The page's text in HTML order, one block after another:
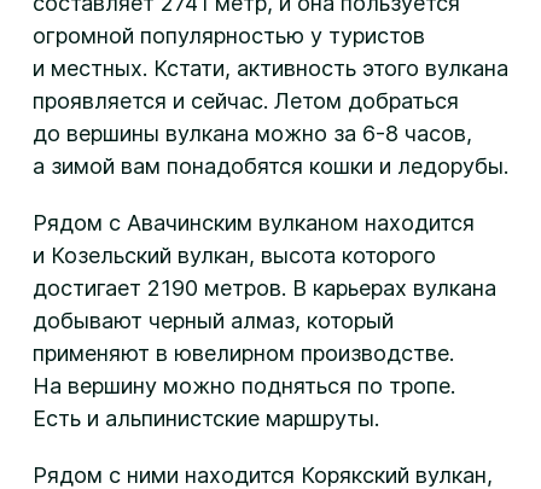
огромной популярностью у туристов
и местных. Кстати, активность этого вулкана
проявляется и сейчас. Летом добраться
до вершины вулкана можно за 6-8 часов,
а зимой вам понадобятся кошки и ледорубы.
Рядом с Авачинским вулканом находится
и Козельский вулкан, высота которого
достигает 2190 метров. В карьерах вулкана
добывают черный алмаз, который
применяют в ювелирном производстве.
На вершину можно подняться по тропе.
Есть и альпинистские маршруты.
Рядом с ними находится Корякский вулкан,